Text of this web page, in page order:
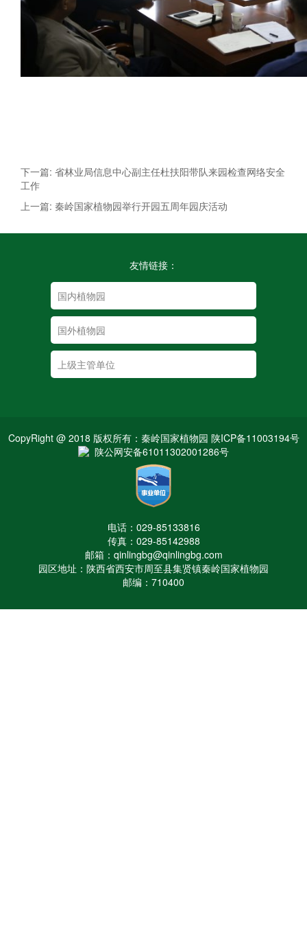
下一篇: 省林业局信息中心副主任杜扶阳带队来园检查网络安全
工作
上一篇: 秦岭国家植物园举行开园五周年园庆活动
友情链接：
CopyRight @ 2018 版权所有：秦岭国家植物园 陕ICP备11003194号
陕公网安备61011302001286号
电话：029-85133816
传真：029-85142988
邮箱：qinlingbg@qinlingbg.com
园区地址：陕西省西安市周至县集贤镇秦岭国家植物园
邮编：710400